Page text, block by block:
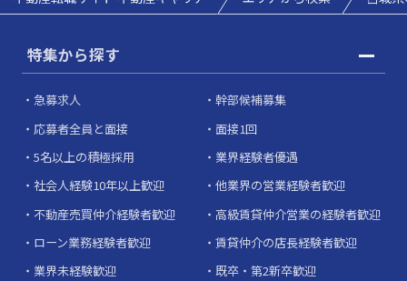
特集から探す
急募求人
幹部候補募集
応募者全員と面接
面接1回
5名以上の積極採用
業界経験者優遇
社会人経験10年以上歓迎
他業界の営業経験者歓迎
不動産売買仲介経験者歓迎
高級賃貸仲介営業の経験者歓迎
ローン業務経験者歓迎
賃貸仲介の店長経験者歓迎
業界未経験歓迎
既卒・第2新卒歓迎